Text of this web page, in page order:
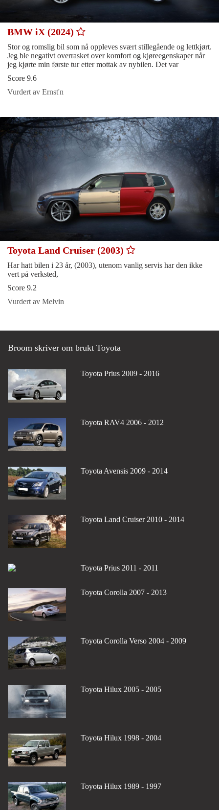
BMW iX (2024)
Stor og romslig bil som nå oppleves svært stillegående og lettkjørt.
Jeg ble negativt overrasket over komfort og kjøreegenskaper når
jeg kjørte min første tur etter mottak av nybilen. Det var
Score 9.6
Vurdert av Ernst'n
Toyota Land Cruiser (2003)
Har hatt bilen i 23 år, (2003), utenom vanlig servis har den ikke
vert på verksted,
Score 9.2
Vurdert av Melvin
Broom skriver om brukt Toyota
Toyota Prius 2009 - 2016
Toyota RAV4 2006 - 2012
Toyota Avensis 2009 - 2014
Toyota Land Cruiser 2010 - 2014
Toyota Prius 2011 - 2011
Toyota Corolla 2007 - 2013
Toyota Corolla Verso 2004 - 2009
Toyota Hilux 2005 - 2005
Toyota Hilux 1998 - 2004
Toyota Hilux 1989 - 1997